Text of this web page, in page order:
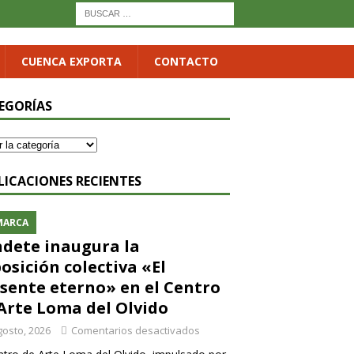
CUENCA EXPORTA CONTACTO
RECIENTES
inaugura la
colectiva «El
eterno» en el Centro
Loma del Olvido
2026 Comentarios desactivados